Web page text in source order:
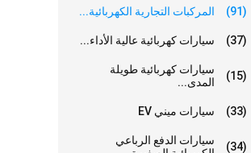
المركبات التجارية الكهربائية... (91)
سيارات كهربائية عالية الأداء... (37)
سيارات كهربائية طويلة
المدى...
(15)
سيارات ميني EV (33)
سيارات الدفع الرباعي
(34)